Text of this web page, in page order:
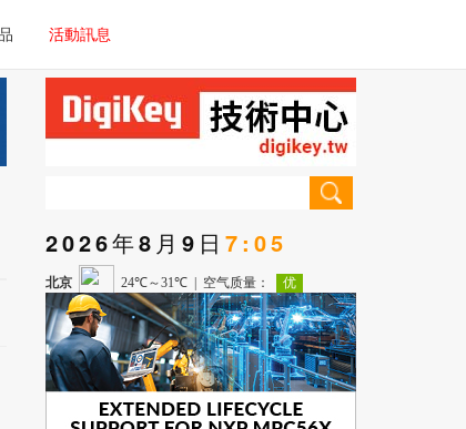
控制器
活動訊息
控制器
2026年8月9日 7:05